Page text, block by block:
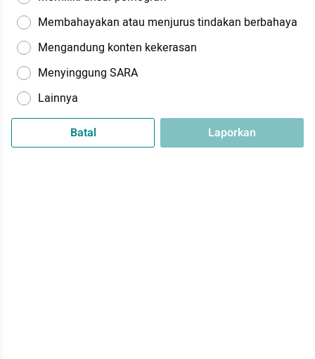
Membahayakan atau menjurus tindakan berbahaya
Mengandung konten kekerasan
Menyinggung SARA
Lainnya
Batal Laporkan